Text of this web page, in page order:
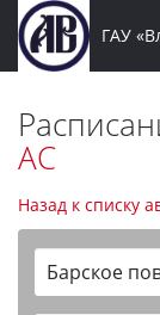
ГАУ
АС
Назад к списку
Барское